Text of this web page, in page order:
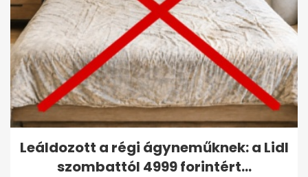
Leáldozott a régi ágyneműknek: a Lidl
szombattól 4999 forintért...